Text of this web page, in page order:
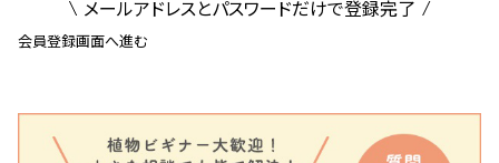
メールアドレスとパスワードだけで登録完了
会員登録画面へ進む